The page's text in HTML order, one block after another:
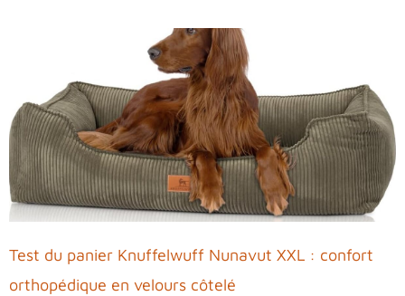
Test du panier Knuffelwuff Nunavut XXL : confort
orthopédique en velours côtelé